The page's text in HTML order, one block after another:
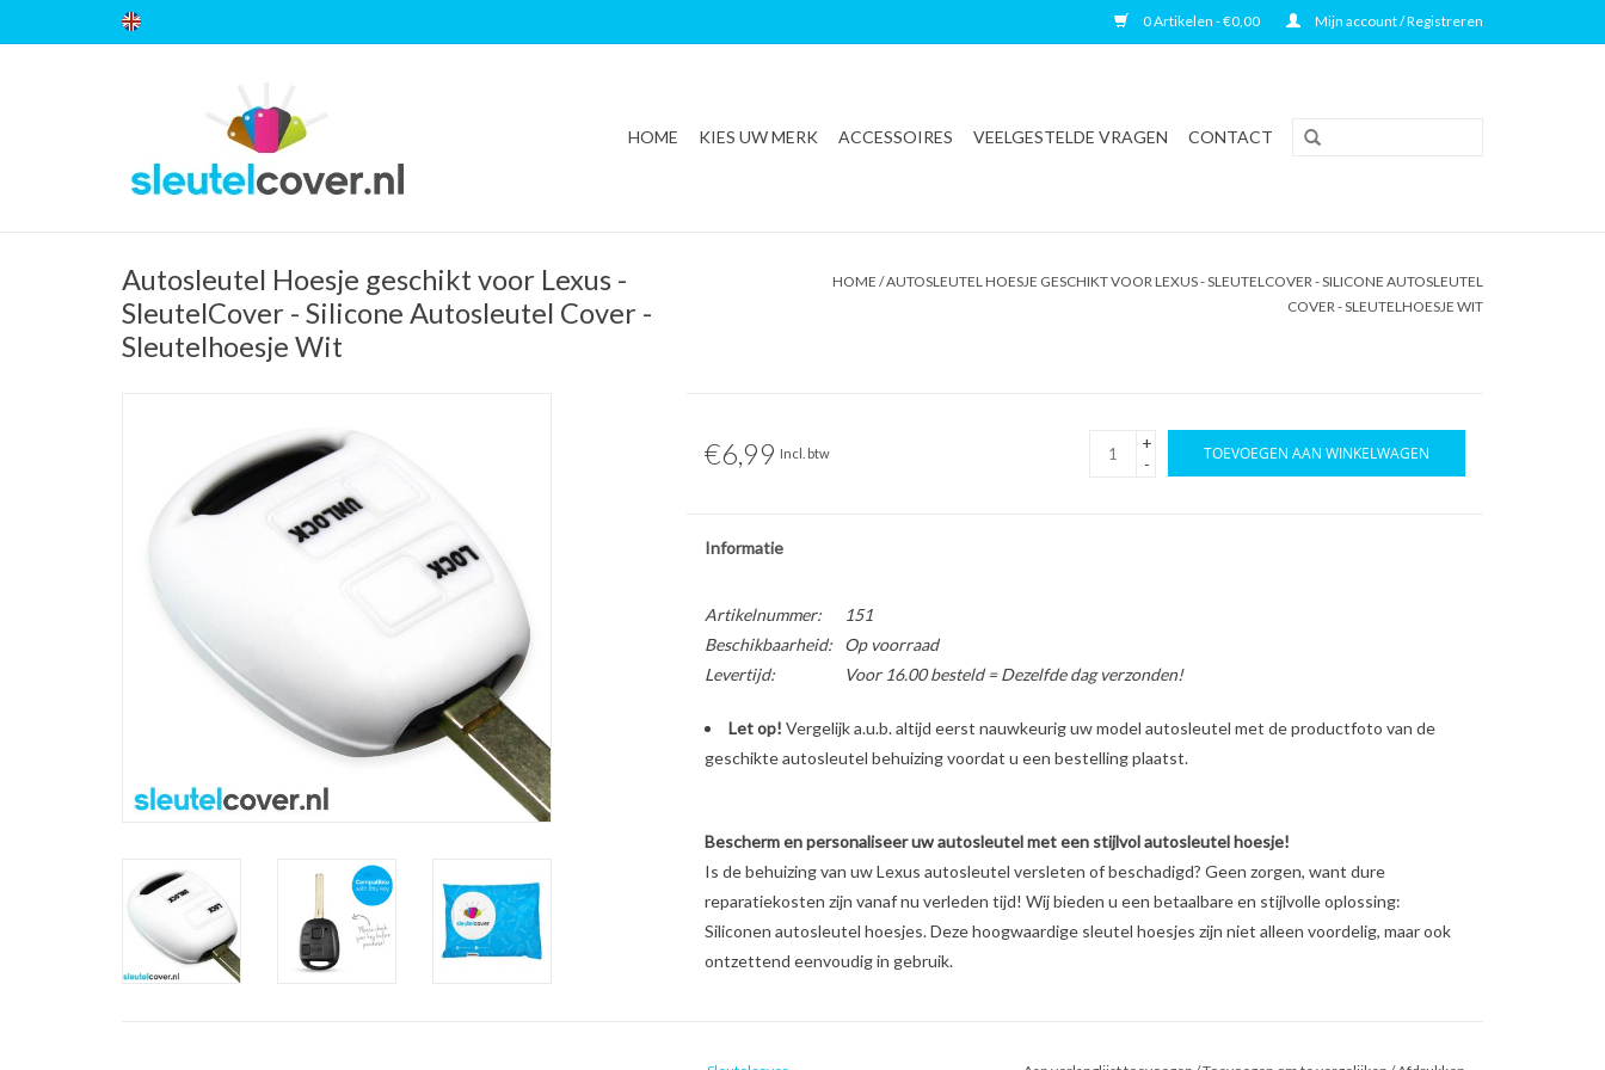
0 Artikelen - €0,00 Mijn account / Registreren
HOME KIES UW MERK ACCESSOIRES VEELGESTELDE VRAGEN CONTACT
Autosleutel Hoesje geschikt voor Lexus -
SleutelCover - Silicone Autosleutel Cover -
Sleutelhoesje Wit
HOME /AUTOSLEUTEL HOESJE GESCHIKT VOOR LEXUS - SLEUTELCOVER - SILICONE AUTOSLEUTEL
COVER - SLEUTELHOESJE WIT
€6,99 Incl. btw
+
-
TOEVOEGEN AAN WINKELWAGEN
Informatie
Artikelnummer:
151
Beschikbaarheid:
Op voorraad
Levertijd:
Voor 16.00 besteld = Dezelfde dag verzonden!
Let op! Vergelijk a.u.b. altijd eerst nauwkeurig uw model autosleutel met de productfoto van de
geschikte autosleutel behuizing voordat u een bestelling plaatst.
Bescherm en personaliseer uw autosleutel met een stijlvol autosleutel hoesje!
Is de behuizing van uw Lexus autosleutel versleten of beschadigd? Geen zorgen, want dure
reparatiekosten zijn vanaf nu verleden tijd! Wij bieden u een betaalbare en stijlvolle oplossing:
Siliconen autosleutel hoesjes. Deze hoogwaardige sleutel hoesjes zijn niet alleen voordelig, maar ook
ontzettend eenvoudig in gebruik.
Schokabsorberend materiaal